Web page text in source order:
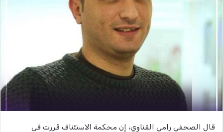
قال الصحفي رامي القناوي، إن محكمة الاستئناف قررت فى